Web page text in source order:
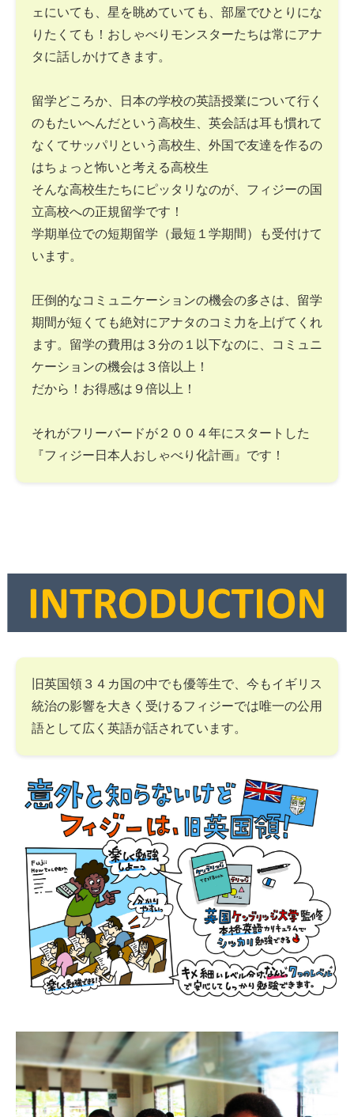
ェにいても、星を眺めていても、部屋でひとりにな
りたくても！おしゃべりモンスターたちは常にアナ
タに話しかけてきます。
留学どころか、日本の学校の英語授業について行く
のもたいへんだという高校生、英会話は耳も慣れて
なくてサッパリという高校生、外国で友達を作るの
はちょっと怖いと考える高校生
そんな高校生たちにピッタリなのが、フィジーの国
立高校への正規留学です！
学期単位での短期留学（最短１学期間）も受付けて
います。
圧倒的なコミュニケーションの機会の多さは、留学
期間が短くても絶対にアナタのコミ力を上げてくれ
ます。留学の費用は３分の１以下なのに、コミュニ
ケーションの機会は３倍以上！
だから！お得感は９倍以上！
それがフリーバードが２００４年にスタートした
『フィジー日本人おしゃべり化計画』です！
旧英国領３４カ国の中でも優等生で、今もイギリス
統治の影響を大きく受けるフィジーでは唯一の公用
語として広く英語が話されています。